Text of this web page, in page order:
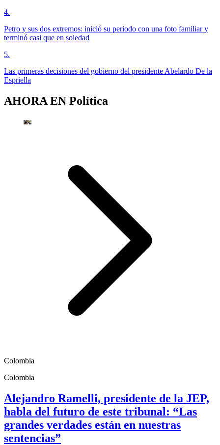
4.
Petro y sus dos extremos: inició su periodo con una foto familiar y
terminó casi que en soledad
5.
Las primeras decisiones del gobierno del presidente Abelardo De la
Espriella
AHORA EN Política
Colombia
Colombia
Alejandro Ramelli, presidente de la JEP,
habla del futuro de este tribunal: “Las
grandes verdades están en nuestras
sentencias”